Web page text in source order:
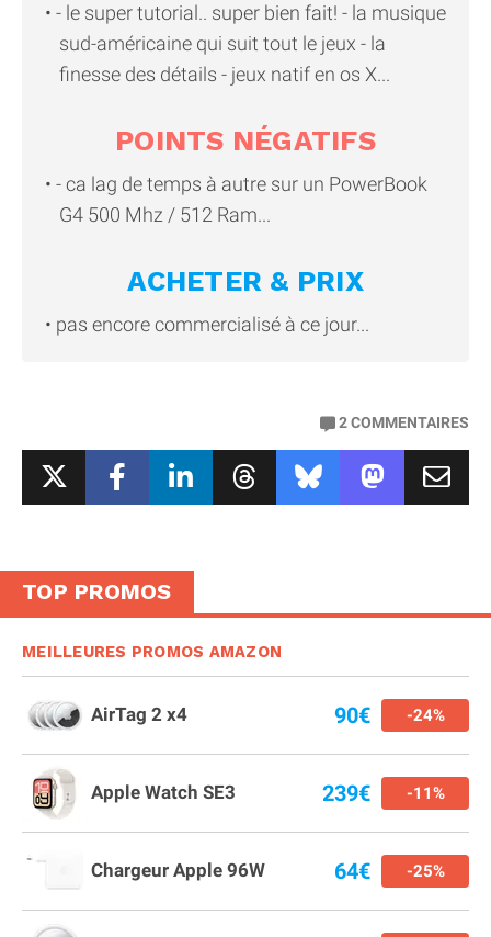
- le super tutorial.. super bien fait! - la musique
sud-américaine qui suit tout le jeux - la
finesse des détails - jeux natif en os X...
POINTS NÉGATIFS
- ca lag de temps à autre sur un PowerBook
G4 500 Mhz / 512 Ram...
ACHETER & PRIX
pas encore commercialisé à ce jour...
2COMMENTAIRES
TOP PROMOS
MEILLEURES PROMOS AMAZON
AirTag 2 x4 90€ -24%
Apple Watch SE3 239€ -11%
Chargeur Apple 96W 64€ -25%